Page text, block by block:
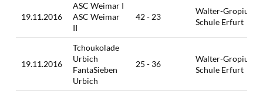
19.11.2016
ASC Weimar I
ASC Weimar
II
42 - 23
Walter-Gropius-
Schule Erfurt
19.11.2016
Tchoukolade
Urbich
FantaSieben
Urbich
25 - 36
Walter-Gropius-
Schule Erfurt